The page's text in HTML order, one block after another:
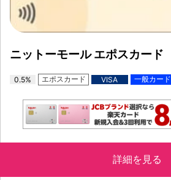
ニットーモール エポスカード
0.5% エポスカード VISA 一般カード
詳細を見る